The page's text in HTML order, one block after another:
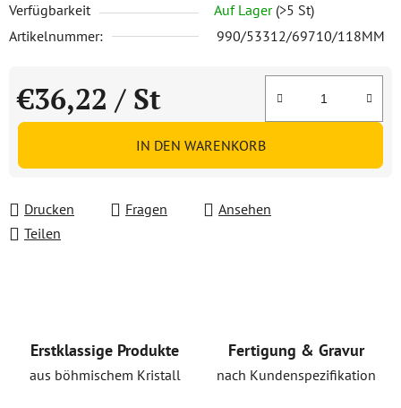
Verfügbarkeit Auf Lager (>5 St)
Artikelnummer:
990/53312/69710/118MM
€36,22 / St
Verkaufspreis:
IN DEN WARENKORB
Drucken Fragen
Ansehen
Teilen
Erstklassige Produkte
aus böhmischem Kristall
Fertigung & Gravur
nach Kundenspezifikation